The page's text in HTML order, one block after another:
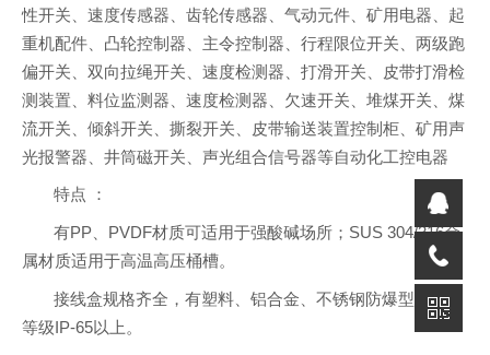
性开关、速度传感器、齿轮传感器、气动元件、矿用电器、起
重机配件、凸轮控制器、主令控制器、行程限位开关、两级跑
偏开关、双向拉绳开关、速度检测器、打滑开关、皮带打滑检
测装置、料位监测器、速度检测器、欠速开关、堆煤开关、煤
流开关、倾斜开关、撕裂开关、皮带输送装置控制柜、矿用声
光报警器、井筒磁开关、声光组合信号器等自动化工控电器
特点 ：
有PP、PVDF材质可适用于强酸碱场所；SUS 304/316金
属材质适用于高温高压桶槽。
接线盒规格齐全，有塑料、铝合金、不锈钢防爆型，防护
等级IP-65以上。